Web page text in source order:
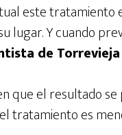
este tratamiento
lugar. Y cuando
de Torrevieja
que el resultado
tratamiento es